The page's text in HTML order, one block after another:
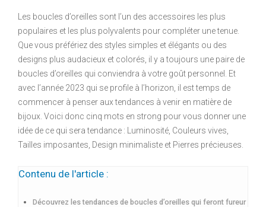
Les boucles d’oreilles sont l’un des accessoires les plus
populaires et les plus polyvalents pour compléter une tenue.
Que vous préfériez des styles simples et élégants ou des
designs plus audacieux et colorés, il y a toujours une paire de
boucles d’oreilles qui conviendra à votre goût personnel. Et
avec l’année 2023 qui se profile à l’horizon, il est temps de
commencer à penser aux tendances à venir en matière de
bijoux. Voici donc cinq mots en strong pour vous donner une
idée de ce qui sera tendance : Luminosité, Couleurs vives,
Tailles imposantes, Design minimaliste et Pierres précieuses.
Contenu de l'article :
Découvrez les tendances de boucles d’oreilles qui feront fureur